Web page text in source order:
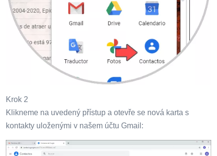
Krok 2
Klikneme na uvedený přístup a otevře se nová karta s
kontakty uloženými v našem účtu Gmail: